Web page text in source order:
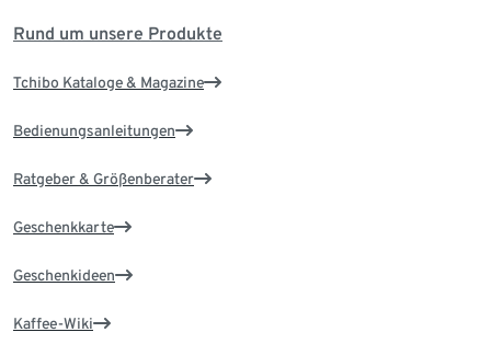
Rund um unsere Produkte
Tchibo Kataloge & Magazine
Bedienungsanleitungen
Ratgeber & Größenberater
Geschenkkarte
Geschenkideen
Kaffee-Wiki